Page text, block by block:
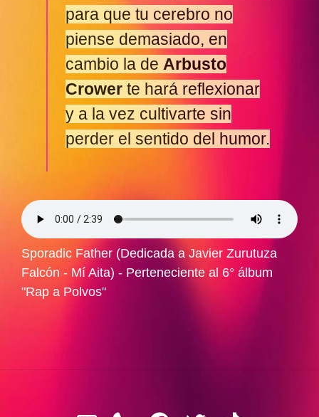
para que tu cerebro no
piense demasiado, en
cambio la deArbusto
Crower te hará reflexionar
y a la vez cultivarte sin
perder el sentido del humor.
Sporadic Father (Dedicada a Javier Zurutuza
Falcón - Mí Aita) - Perteneciente al 6° álbum
"Rap a Polvos"